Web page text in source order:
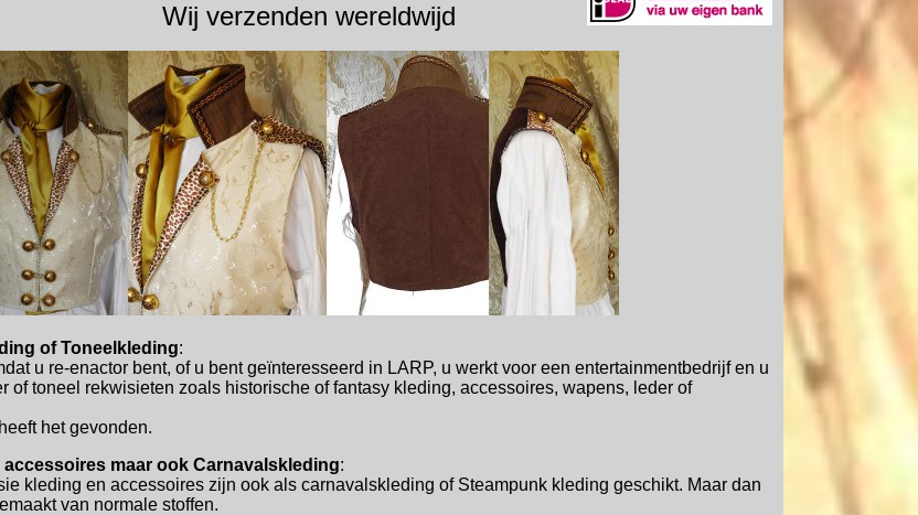
Wij verzenden wereldwijd
of Toneelkleding:
u re-enactor bent, of u bent geïnteresseerd in LARP, u werkt voor een entertainmentbedrijf en u
of toneel rekwisieten zoals historische of fantasy kleding, accessoires, wapens, leder of
het gevonden.
maar ook Carnavalskleding:
kleding en accessoires zijn ook als carnavalskleding of Steampunk kleding geschikt. Maar dan
van normale stoffen.